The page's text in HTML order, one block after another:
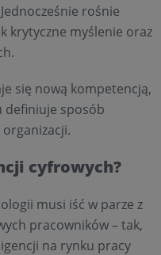
rośnie
krytyczne myślenie oraz
się nową kompetencją,
definiuje sposób
cyfrowych?
musi iść w parze z
pracowników – tak,
na rynku pracy